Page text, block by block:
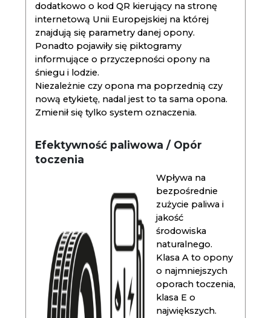
dodatkowo o kod QR kierujący na stronę
internetową Unii Europejskiej na której
znajdują się parametry danej opony.
Ponadto pojawiły się piktogramy
informujące o przyczepności opony na
śniegu i lodzie.
Niezależnie czy opona ma poprzednią czy
nową etykietę, nadal jest to ta sama opona.
Zmienił się tylko system oznaczenia.
Efektywność paliwowa / Opór
toczenia
Wpływa na
bezpośrednie
zużycie paliwa i
jakość
środowiska
naturalnego.
Klasa A to opony
o najmniejszych
oporach toczenia,
klasa E o
największych.